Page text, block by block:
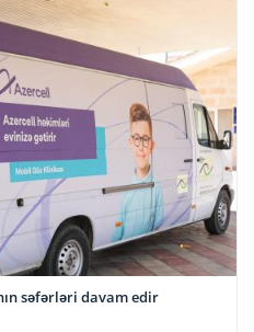
səfərləri davam edir